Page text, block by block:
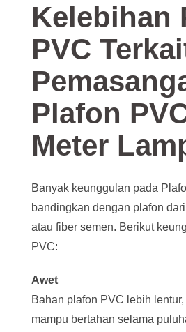
Kelebihan
PVC
Plafon
Meter
Banyak keunggulan pada
bandingkan dengan plafon
atau fiber semen. Berikut
PVC:
Awet
Bahan plafon PVC lebih
mampu bertahan selama